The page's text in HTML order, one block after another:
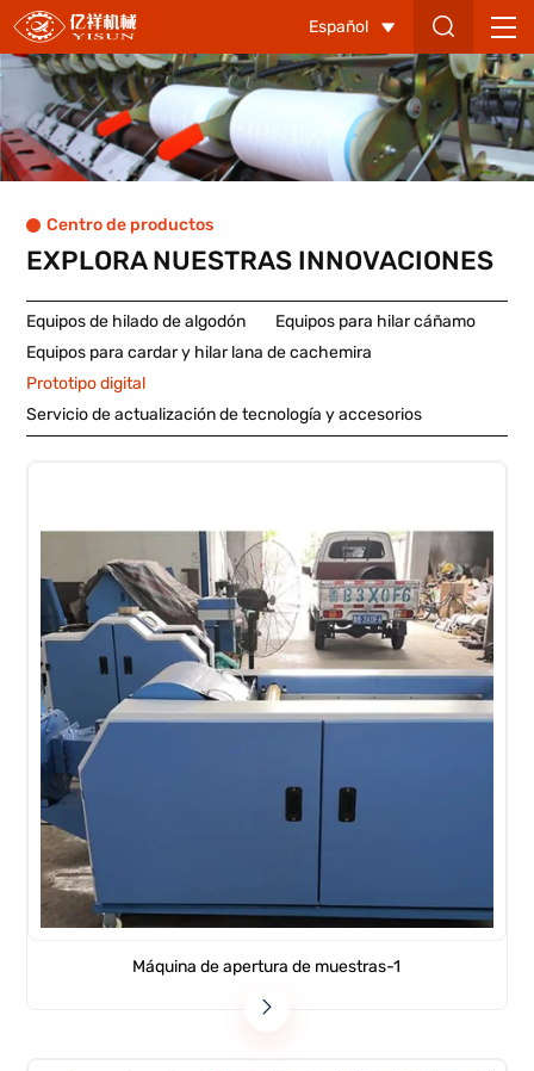
Laboratorio
+
Docencia
+
Tintura
Muestra
Serie
Prototipo
Pequeño
Español
Centro de productos
EXPLORA NUESTRAS INNOVACIONES
Equipos de hilado de algodón
Equipos para hilar cáñamo
Equipos para cardar y hilar lana de cachemira
Prototipo digital
Servicio de actualización de tecnología y accesorios
Máquina de apertura de muestras-1